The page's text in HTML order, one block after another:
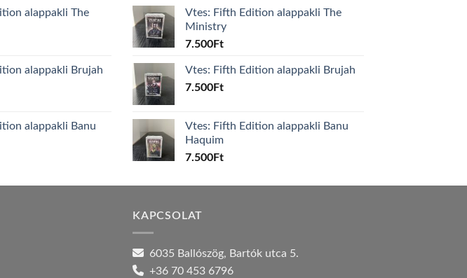
alappakli The
alappakli Brujah
alappakli Banu
Vtes: Fifth Edition alappakli The
Ministry
7.500Ft
Vtes: Fifth Edition alappakli Brujah
7.500Ft
Vtes: Fifth Edition alappakli Banu
Haquim
7.500Ft
KAPCSOLAT
6035 Ballószög, Bartók utca 5.
+36 70 453 6796